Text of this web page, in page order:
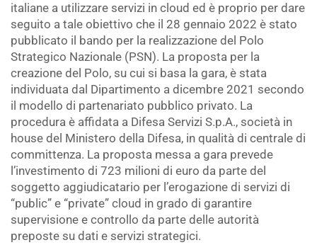
italiane a utilizzare servizi in cloud ed è proprio per dare
seguito a tale obiettivo che il 28 gennaio 2022 è stato
pubblicato il bando per la realizzazione del Polo
Strategico Nazionale (PSN). La proposta per la
creazione del Polo, su cui si basa la gara, è stata
individuata dal Dipartimento a dicembre 2021 secondo
il modello di partenariato pubblico privato. La
procedura è affidata a Difesa Servizi S.p.A., società in
house del Ministero della Difesa, in qualità di centrale di
committenza. La proposta messa a gara prevede
l’investimento di 723 milioni di euro da parte del
soggetto aggiudicatario per l’erogazione di servizi di
“public” e “private” cloud in grado di garantire
supervisione e controllo da parte delle autorità
preposte su dati e servizi strategici.